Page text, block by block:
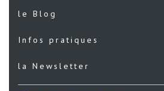
le Blog
Infos pratiques
la Newsletter